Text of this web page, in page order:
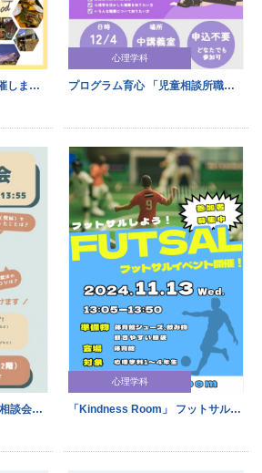
「LCIC留学座談会」を開催しました
心理学科
プログラム育心 「児童相談所職員のお仕事ガイダンス」を開催しました
「Kindness Room」進路相談会を開催しました！
心理学科
「Kindness Room」 フットサルイベントを開催しました！